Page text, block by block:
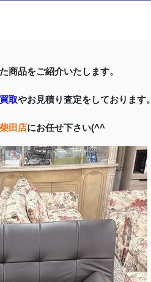
商品をご紹介いたします。
取やお見積り査定をしております。
田店にお任せ下さい(^^